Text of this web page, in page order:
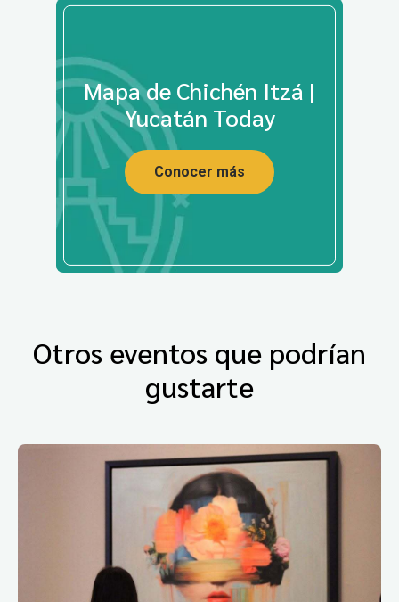
Mapa de Chichén Itzá |
Yucatán Today
Conocer más
Otros eventos que podrían
gustarte